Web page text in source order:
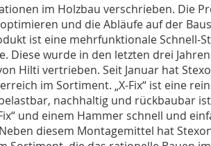
im Holzbau verschrieben. Die
und die Abläufe auf der
ist eine mehrfunktionale Schnell-
Diese wurde in den letzten drei
Hilti vertrieben. Seit Januar hat
im Sortiment. „X-Fix“ ist eine
nachhaltig und rückbaubar
und einem Hammer schnell und
diesem Montagemittel hat